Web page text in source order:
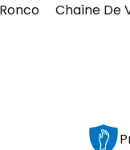
Chaîne De